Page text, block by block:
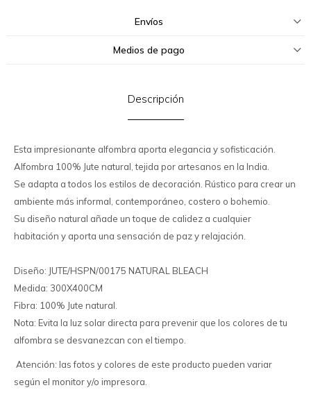
Envíos
Medios de pago
Descripción
Esta impresionante alfombra aporta elegancia y sofisticación.
Alfombra 100% Jute natural, tejida por artesanos en la India.
Se adapta a todos los estilos de decoración. Rústico para crear un
ambiente más informal, contemporáneo, costero o bohemio.
Su diseño natural añade un toque de calidez a cualquier
habitación y aporta una sensación de paz y relajación.
Diseño: JUTE/HSPN/00175 NATURAL BLEACH
Medida: 300X400CM
Fibra: 100% Jute natural.
Nota: Evita la luz solar directa para prevenir que los colores de tu
alfombra se desvanezcan con el tiempo.
Atención: las fotos y colores de este producto pueden variar
según el monitor y/o impresora.